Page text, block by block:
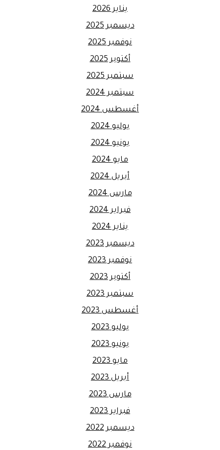
يناير 2026
ديسمبر 2025
نوفمبر 2025
أكتوبر 2025
سبتمبر 2025
سبتمبر 2024
أغسطس 2024
يوليو 2024
يونيو 2024
مايو 2024
أبريل 2024
مارس 2024
فبراير 2024
يناير 2024
ديسمبر 2023
نوفمبر 2023
أكتوبر 2023
سبتمبر 2023
أغسطس 2023
يوليو 2023
يونيو 2023
مايو 2023
أبريل 2023
مارس 2023
فبراير 2023
ديسمبر 2022
نوفمبر 2022